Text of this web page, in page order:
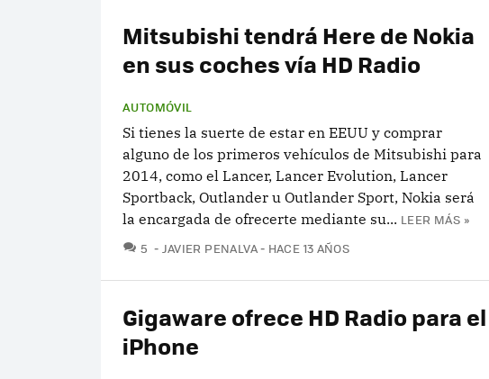
Mitsubishi tendrá Here de Nokia
en sus coches vía HD Radio
AUTOMÓVIL
Si tienes la suerte de estar en EEUU y comprar
alguno de los primeros vehículos de Mitsubishi para
2014, como el Lancer, Lancer Evolution, Lancer
Sportback, Outlander u Outlander Sport, Nokia será
la encargada de ofrecerte mediante su... LEER MÁS »
5 COMENTARIOS
JAVIER PENALVA HACE 13 AÑOS
Gigaware ofrece HD Radio para el
iPhone